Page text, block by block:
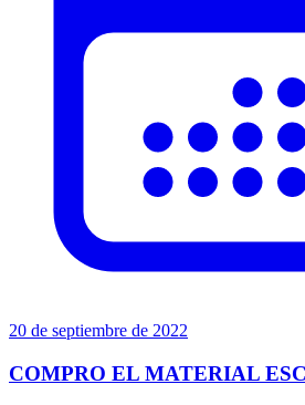
20 de septiembre de 2022
COMPRO EL MATERIAL